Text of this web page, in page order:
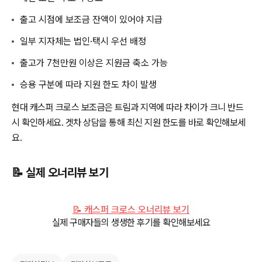
출고 시점에 보조금 잔액이 있어야 지급
일부 지자체는 법인·택시 우선 배정
출고가 7천만원 이상은 지원금 축소 가능
승용 구분에 따라 지원 한도 차이 발생
현대 캐스퍼 크로스 보조금은 트림과 지역에 따라 차이가 크니 반드
시 확인하세요. 겟차 상담을 통해 최신 지원 한도를 바로 확인해보세
요.
📝 실제 오너리뷰 보기
📝 캐스퍼 크로스 오너리뷰 보기
실제 구매자들의 생생한 후기를 확인해보세요